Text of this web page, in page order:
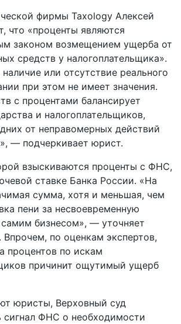
фирмы Taxology Алексей
что «проценты являются
законом возмещением ущерба от
средств у налогоплательщика».
или отсутствие реального
при этом не имеет значения.
с процентами балансирует
и налогоплательщиков,
от неправомерных действий
— подчеркивает юрист.
взыскиваются проценты с ФНС,
ставке Банка России. «На
сумма, хотя и меньшая, чем
пени за несвоевременную
самим бизнесом», — уточняет
по оценкам экспертов,
процентов по искам
причинит ощутимый ущерб
юристы, Верховный суд
сигнал ФНС о необходимости